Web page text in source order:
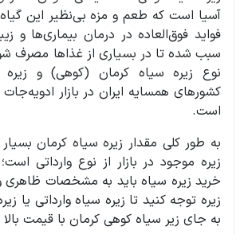
آسیا است که طعم و مزه بی‌نظیر این
فواید فوق‌العاده در درمان بیماری‌ها و
سبب شده تا در بسیاری از غذاها مصرف
نوع زیره سیاه کرمان (کوهی) و زیره
کشورهای همسایه ایران در بازار
است.
به طور کلی مقدار زیره سیاه کرمان
زیره موجود در بازار از نوع وارداتی
خرید زیره سیاه باید به مشخصات ظاهری
زیره توجه کنید تا زیره سیاه وارداتی یا
به جای زیر سیاه کوهی کرمان با قیمت بالا